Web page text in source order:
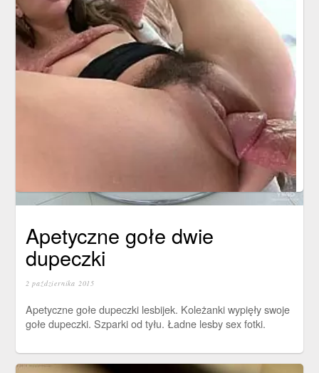
Apetyczne gołe dwie
dupeczki
2 października 2015
Apetyczne gołe dupeczki lesbijek. Koleżanki wypięły swoje
gołe dupeczki. Szparki od tyłu. Ładne lesby sex fotki.